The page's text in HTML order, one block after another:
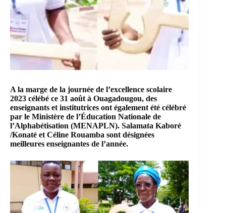
A la marge de la journée de l’excellence scolaire
2023 célébé ce 31 août à Ouagadougou, des
enseignants et institutrices ont également été célébré
par le Ministère de l’Éducation Nationale de
l’Alphabétisation (MENAPLN). Salamata Kaboré
/Konaté et Céline Rouamba sont désignées
meilleures enseignantes de l’année.